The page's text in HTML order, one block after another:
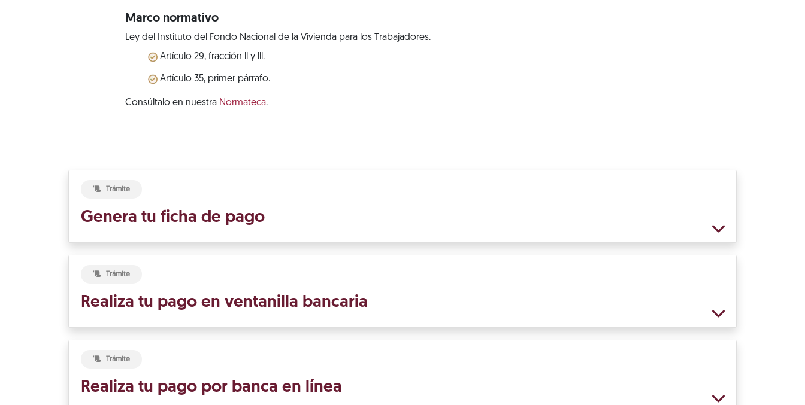
Marco normativo
Ley del Instituto del Fondo Nacional de la Vivienda para los Trabajadores.
Artículo 29, fracción ll y lll.
Artículo 35, primer párrafo.
Consúltalo en nuestra Normateca.
Trámite
Genera tu ficha de pago
Trámite
Realiza tu pago en ventanilla bancaria
Trámite
Realiza tu pago por banca en línea